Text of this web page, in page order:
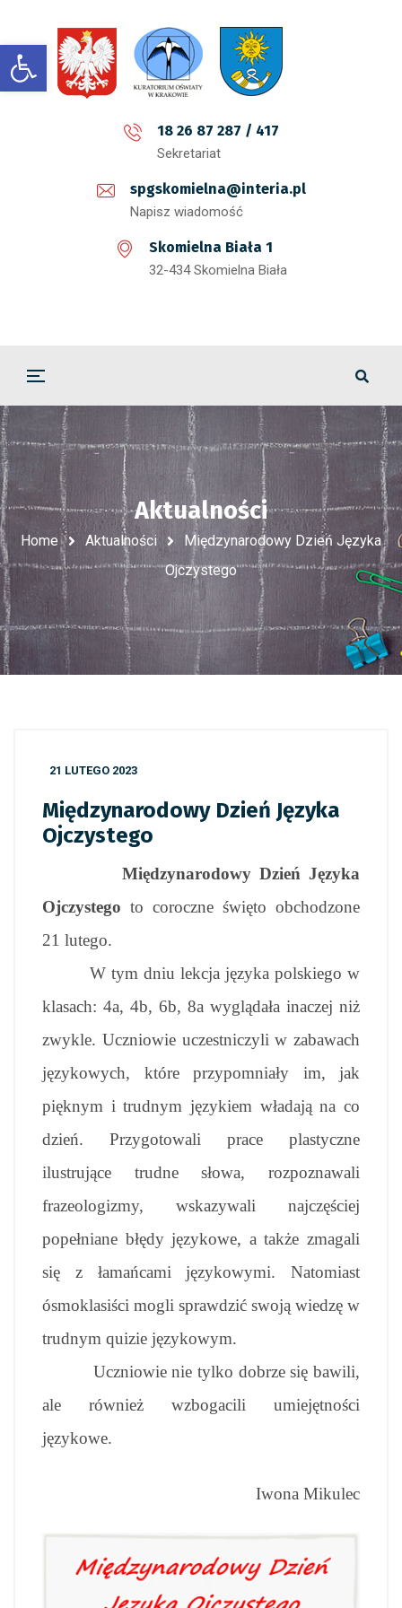
Open toolbar
18 26 87 287 / 417
Sekretariat
spgskomielna@interia.pl
Napisz wiadomość
Skomielna Biała 1
32-434 Skomielna Biała
Aktualności
Home Aktualności
Międzynarodowy Dzień Języka
Ojczystego
21 LUTEGO 2023
Międzynarodowy Dzień Języka
Ojczystego
Międzynarodowy Dzień Języka
Ojczystego to coroczne święto obchodzone
21 lutego.
W tym dniu lekcja języka polskiego w
klasach: 4a, 4b, 6b, 8a wyglądała inaczej niż
zwykle. Uczniowie uczestniczyli w zabawach
językowych, które przypomniały im, jak
pięknym i trudnym językiem władają na co
dzień. Przygotowali prace plastyczne
ilustrujące trudne słowa, rozpoznawali
frazeologizmy, wskazywali najczęściej
popełniane błędy językowe, a także zmagali
się z łamańcami językowymi. Natomiast
ósmoklasiści mogli sprawdzić swoją wiedzę w
trudnym quizie językowym.
Uczniowie nie tylko dobrze się bawili,
ale również wzbogacili umiejętności
językowe.
Iwona Mikulec